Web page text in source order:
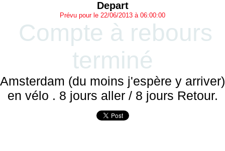
Depart
Prévu pour le 22/06/2013 à 06:00:00
Compte à rebours
terminé
Amsterdam (du moins j'espère y arriver)
en vélo . 8 jours aller / 8 jours Retour.